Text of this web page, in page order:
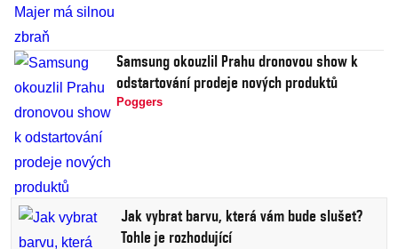
Samsung okouzlil Prahu dronovou show k
odstartování prodeje nových produktů
Poggers
Jak vybrat barvu, která vám bude slušet?
Tohle je rozhodující